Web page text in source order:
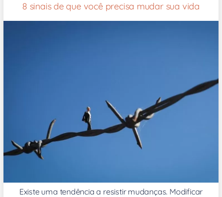
8 sinais de que você precisa mudar sua vida
Existe uma tendência a resistir mudanças. Modificar